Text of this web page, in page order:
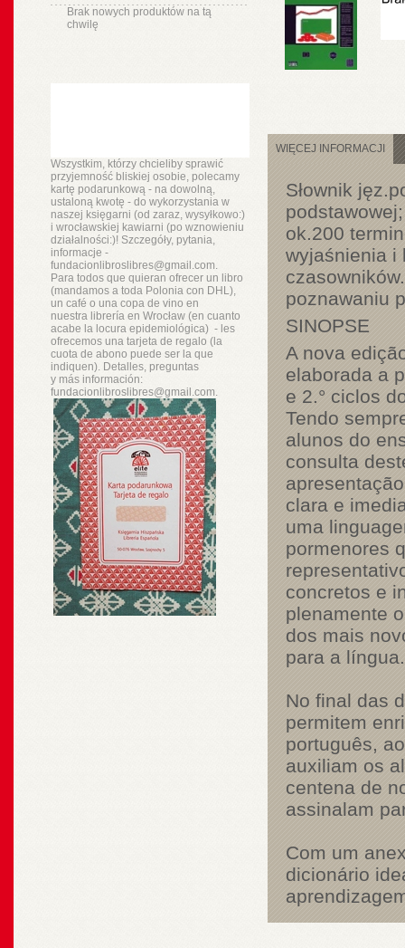
Brak nowych produktów na tą
chwilę
Wszystkim, którzy chcieliby sprawić
przyjemność bliskiej osobie, polecamy
kartę podarunkową - na dowolną,
ustaloną kwotę - do wykorzystania w
naszej księgarni (od zaraz, wysyłkowo:)
i wrocławskiej kawiarni (po wznowieniu
działalności:)! Szczegóły, pytania,
informacje -
fundacionlibroslibres@gmail.com.
Para todos que quieran ofrecer un libro
(mandamos a toda Polonia con DHL),
un café o una copa de vino en
nuestra libreríaen Wrocław (en cuanto
acabe la locura epidemiológica) - les
ofrecemos una tarjeta de regalo (la
cuota de abono puede ser la que
indiquen). Detalles, preguntas
y másinformación:
fundacionlibroslibres@gmail.com.
WIĘCEJ INFORMACJI
Słownik
ok.200
wyjaśnienia i
poznawaniu
SINOPSE
A nova
elaborada a
e 2.° ciclos
Tendo
alunos do
consulta
clara e
uma
pormenores
concretos e
plenamente
dos mais
para a língua.
No final das
permitem
português,
auxiliam os
centena de
assinalam
Com um
dicionário